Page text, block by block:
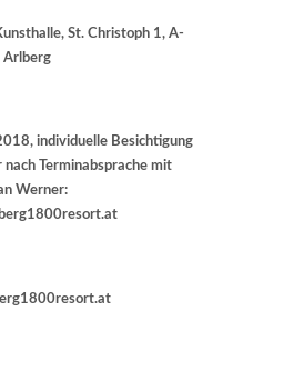
St. Christoph 1, A-
Arlberg
individuelle Besichtigung
Terminabsprache mit
Werner: